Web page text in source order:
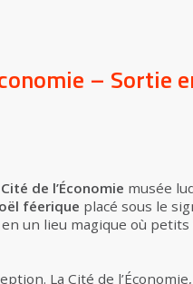
– Sortie
Cité de l’Économie musée
féerique placé sous le
un lieu magique où
La Cité de